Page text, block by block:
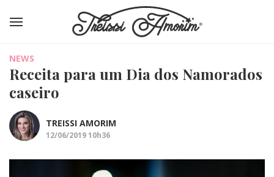
NEWS
Receita para um Dia dos Namorados
caseiro
TREISSI AMORIM
12/06/2019 10h36